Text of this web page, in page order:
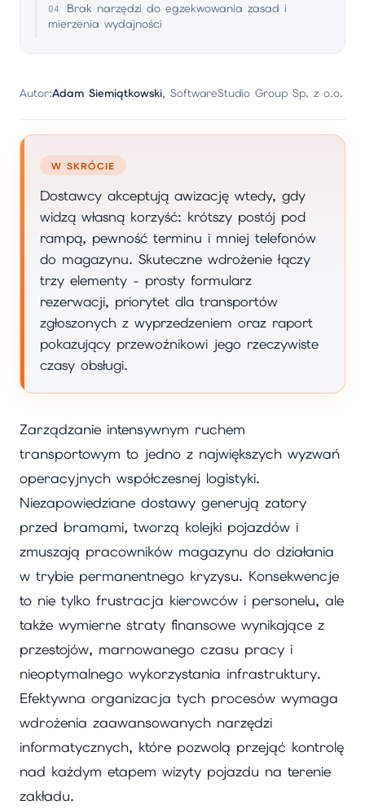
Brak narzędzi do egzekwowania zasad i
mierzenia wydajności
Autor:Adam Siemiątkowski, SoftwareStudio Group Sp. z o.o.
W SKRÓCIE
Dostawcy akceptują awizację wtedy, gdy
widzą własną korzyść: krótszy postój pod
rampą, pewność terminu i mniej telefonów
do magazynu. Skuteczne wdrożenie łączy
trzy elementy - prosty formularz
rezerwacji, priorytet dla transportów
zgłoszonych z wyprzedzeniem oraz raport
pokazujący przewoźnikowi jego rzeczywiste
czasy obsługi.
Zarządzanie intensywnym ruchem
transportowym to jedno z największych wyzwań
operacyjnych współczesnej logistyki.
Niezapowiedziane dostawy generują zatory
przed bramami, tworzą kolejki pojazdów i
zmuszają pracowników magazynu do działania
w trybie permanentnego kryzysu. Konsekwencje
to nie tylko frustracja kierowców i personelu, ale
także wymierne straty finansowe wynikające z
przestojów, marnowanego czasu pracy i
nieoptymalnego wykorzystania infrastruktury.
Efektywna organizacja tych procesów wymaga
wdrożenia zaawansowanych narzędzi
informatycznych, które pozwolą przejąć kontrolę
nad każdym etapem wizyty pojazdu na terenie
zakładu.